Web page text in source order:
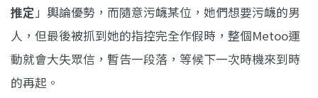
推定」輿論優勢，而隨意污衊某位，她們想要污衊的男
人，但最後被抓到她的指控完全作假時，整個Metoo運
動就會大失眾信，暫告一段落，等候下一次時機來到時
的再起。